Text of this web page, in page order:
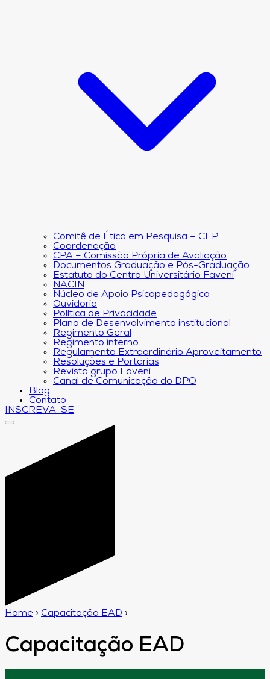
Comitê de Ética em Pesquisa – CEP
Coordenação
CPA – Comissão Própria de Avaliação
Documentos Graduação e Pós-Graduação
Estatuto do Centro Universitário Faveni
NACIN
Núcleo de Apoio Psicopedagógico
Ouvidoria
Política de Privacidade
Plano de Desenvolvimento institucional
Regimento Geral
Regimento interno
Regulamento Extraordinário Aproveitamento
Resoluções e Portarias
Revista grupo Faveni
Canal de Comunicação do DPO
Blog
Contato
INSCREVA-SE
Home › Capacitação EAD ›
Capacitação EAD